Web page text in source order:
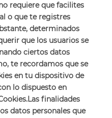
requiere que facilites
o que te registres
determinados
que los usuarios se
ciertos datos
te recordamos que se
en tu dispositivo de
lo dispuesto en
finalidades
datos personales que